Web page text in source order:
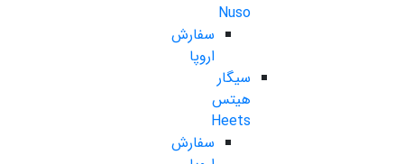
Nuso
سفارش
اروپا
سیگار
هیتس
Heets
سفارش